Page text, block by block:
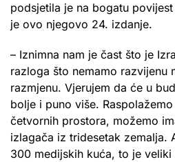
podsjetila je na bogatu
je ovo njegovo 24. izdanje.
– Iznimna nam je čast što je
razloga što nemamo razvijenu
razmjenu. Vjerujem da će u
bolje i puno više.
četvornih prostora, možemo
izlagača iz tridesetak zemalja.
300 medijskih kuća, to je veliki